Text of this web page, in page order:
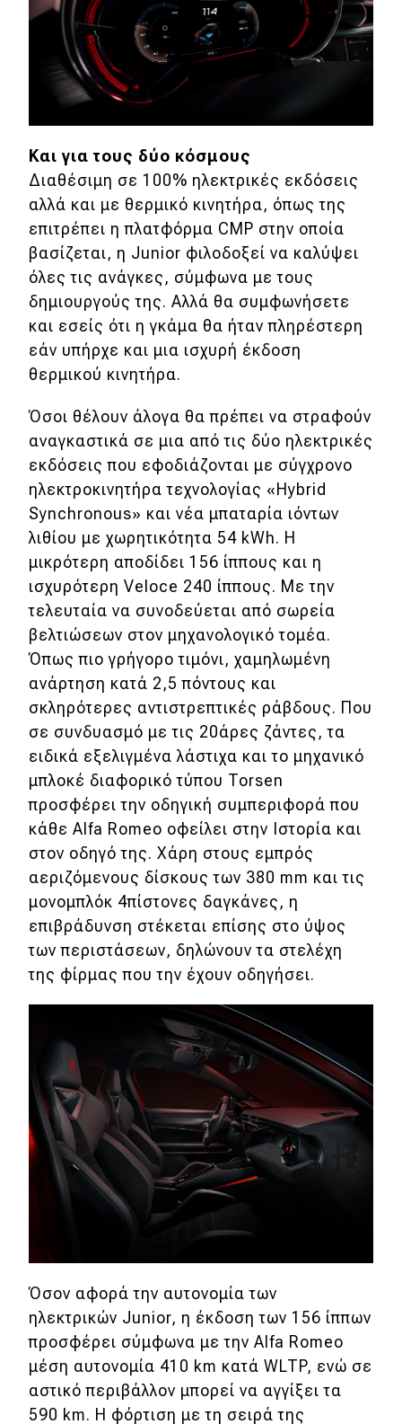
Και για τους δύο κόσμους
Διαθέσιμη σε 100% ηλεκτρικές εκδόσεις
αλλά και με θερμικό κινητήρα, όπως της
επιτρέπει η πλατφόρμα CMP στην οποία
βασίζεται, η Junior φιλοδοξεί να καλύψει
όλες τις ανάγκες, σύμφωνα με τους
δημιουργούς της. Αλλά θα συμφωνήσετε
και εσείς ότι η γκάμα θα ήταν πληρέστερη
εάν υπήρχε και μια ισχυρή έκδοση
θερμικού κινητήρα.
Όσοι θέλουν άλογα θα πρέπει να στραφούν
αναγκαστικά σε μια από τις δύο ηλεκτρικές
εκδόσεις που εφοδιάζονται με σύγχρονο
ηλεκτροκινητήρα τεχνολογίας «Hybrid
Synchronous» και νέα μπαταρία ιόντων
λιθίου με χωρητικότητα 54 kWh. Η
μικρότερη αποδίδει 156 ίππους και η
ισχυρότερη Veloce 240 ίππους. Με την
τελευταία να συνοδεύεται από σωρεία
βελτιώσεων στον μηχανολογικό τομέα.
Όπως πιο γρήγορο τιμόνι, χαμηλωμένη
ανάρτηση κατά 2,5 πόντους και
σκληρότερες αντιστρεπτικές ράβδους. Που
σε συνδυασμό με τις 20άρες ζάντες, τα
ειδικά εξελιγμένα λάστιχα και το μηχανικό
μπλοκέ διαφορικό τύπου Torsen
προσφέρει την οδηγική συμπεριφορά που
κάθε Alfa Romeo οφείλει στην Ιστορία και
στον οδηγό της. Χάρη στους εμπρός
αεριζόμενους δίσκους των 380 mm και τις
μονομπλόκ 4πίστονες δαγκάνες, η
επιβράδυνση στέκεται επίσης στο ύψος
των περιστάσεων, δηλώνουν τα στελέχη
της φίρμας που την έχουν οδηγήσει.
Όσον αφορά την αυτονομία των
ηλεκτρικών Junior, η έκδοση των 156 ίππων
προσφέρει σύμφωνα με την Alfa Romeo
μέση αυτονομία 410 km κατά WLTP, ενώ σε
αστικό περιβάλλον μπορεί να αγγίξει τα
590 km. Η φόρτιση με τη σειρά της